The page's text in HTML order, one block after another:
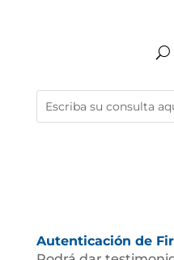
Autenticación de